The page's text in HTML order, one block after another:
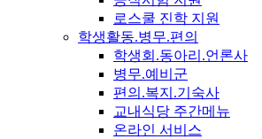
로스쿨 진학 지원
학생활동.병무.편의
학생회.동아리.언론사
병무.예비군
편의.복지.기숙사
교내식당 주간메뉴
온라인 서비스